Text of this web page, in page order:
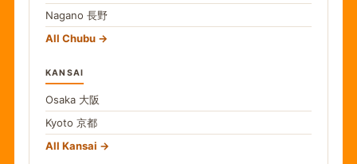
Nagano 長野
All Chubu
KANSAI
Osaka 大阪
Kyoto 京都
All Kansai